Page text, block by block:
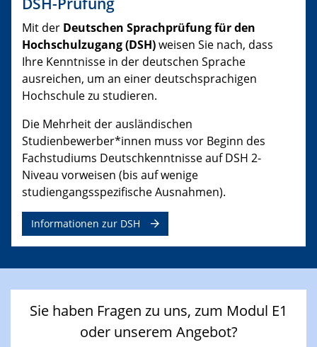
Mit der Deutschen Sprachprüfung für den
Hochschulzugang (DSH)weisen Sie nach, dass
Ihre Kenntnisse in der deutschen Sprache
ausreichen, um an einer deutschsprachigen
Hochschule zu studieren.
Die Mehrheit der ausländischen
Studienbewerber*innen muss vor Beginn des
Fachstudiums Deutschkenntnisse auf DSH 2-
Niveau vorweisen (bis auf wenige
studiengangsspezifische Ausnahmen).
Informationen zur DSH
Sie haben Fragen zu uns, zum Modul E1
oder unserem Angebot?